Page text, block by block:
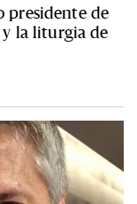
presidente de
la liturgia de